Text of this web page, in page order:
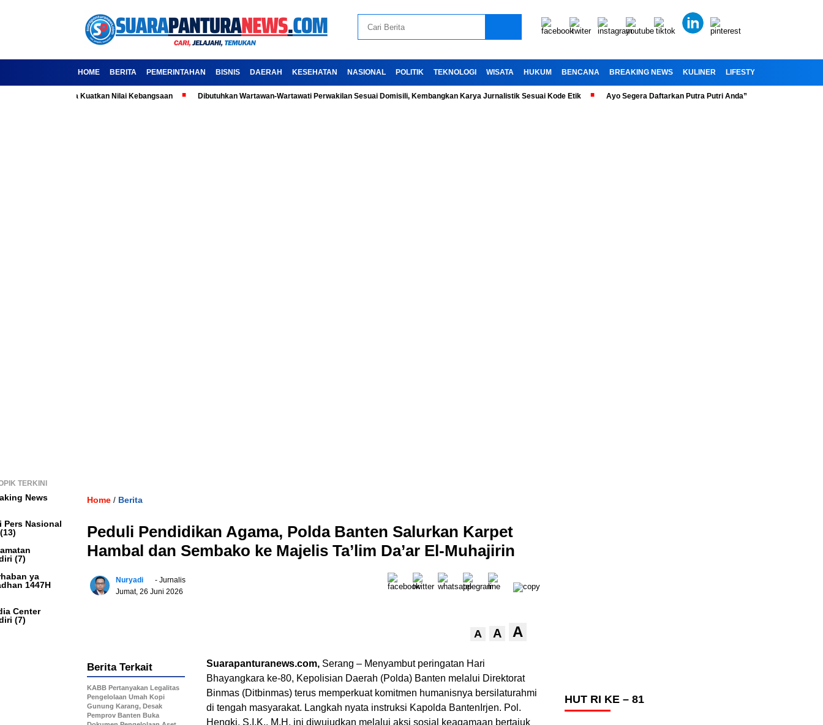
HOME BERITA PEMERINTAHAN BISNIS DAERAH KESEHATAN NASIONAL POLITIK TEKNOLOGI WISATA HUKUM BENCANA BREAKING NEWS KULINER LIFESTYLE
Ajak Media Kuatkan Nilai Kebangsaan Dibutuhkan Wartawan-Wartawati Perwakilan Sesuai Domisili, Kembangkan Karya Jurnalistik Sesuai Kode Etik Ayo Segera Daftarkan Putra Putri Anda” Telah Dibuka Penerimaan
TERKINI
News
Pers Nasional
(7)
ya
1447H
Center
(7)
Home / Berita
Peduli Pendidikan Agama, Polda Banten Salurkan Karpet
Hambal dan Sembako ke Majelis Ta’lim Da’ar El-Muhajirin
Nuryadi
- Jurnalis
Jumat, 26 Juni 2026
A A A
Suarapanturanews.com, Serang – Menyambut peringatan Hari
Bhayangkara ke-80, Kepolisian Daerah (Polda) Banten melalui Direktorat
Binmas (Ditbinmas) terus memperkuat komitmen humanisnya bersilaturahmi
di tengah masyarakat. Langkah nyata instruksi Kapolda BantenIrjen. Pol.
Hengki, S.I.K., M.H. ini diwujudkan melalui aksi sosial keagamaan bertajuk
Berita Terkait
KABB Pertanyakan Legalitas
Pengelolaan Umah Kopi
Gunung Karang, Desak
Pemprov Banten Buka
HUT RI KE – 81